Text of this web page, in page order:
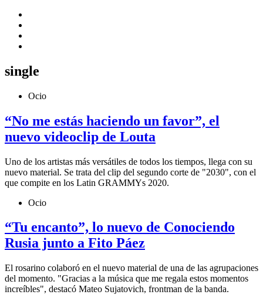
single
Ocio
“No me estás haciendo un favor”, el
nuevo videoclip de Louta
Uno de los artistas más versátiles de todos los tiempos, llega con su
nuevo material. Se trata del clip del segundo corte de "2030", con el
que compite en los Latin GRAMMYs 2020.
Ocio
“Tu encanto”, lo nuevo de Conociendo
Rusia junto a Fito Páez
El rosarino colaboró en el nuevo material de una de las agrupaciones
del momento. "Gracias a la música que me regala estos momentos
increíbles", destacó Mateo Sujatovich, frontman de la banda.